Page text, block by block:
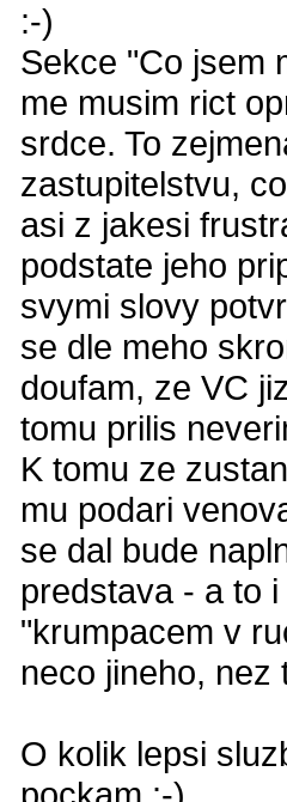
:-)
Sekce "Co jsem
me musim rict
srdce. To
zastupitelstvu,
asi z jakesi
podstate jeho
svymi slovy
se dle meho
doufam, ze VC
tomu prilis
K tomu ze
mu podari
se dal bude
predstava - a to
"krumpacem v
neco jineho, nez
O kolik lepsi